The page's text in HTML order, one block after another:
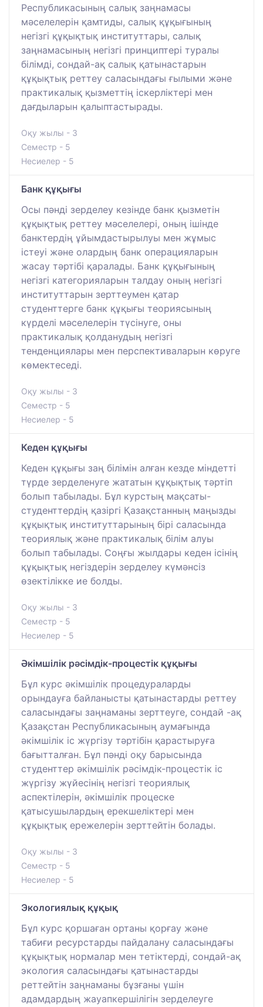
Республикасының салық заңнамасы
мәселелерін қамтиды, салық құқығының
негізгі құқықтық институттары, салық
заңнамасының негізгі принциптері туралы
білімді, сондай-ақ салық қатынастарын
құқықтық реттеу саласындағы ғылыми және
практикалық қызметтің іскерліктері мен
дағдыларын қалыптастырады.
Оқу жылы - 3
Семестр - 5
Несиелер - 5
Банк құқығы
Осы пәнді зерделеу кезінде банк қызметін
құқықтық реттеу мәселелері, оның ішінде
банктердің ұйымдастырылуы мен жұмыс
істеуі және олардың банк операцияларын
жасау тәртібі қаралады. Банк құқығының
негізгі категорияларын талдау оның негізгі
институттарын зерттеумен қатар
студенттерге банк құқығы теориясының
күрделі мәселелерін түсінуге, оны
практикалық қолданудың негізгі
тенденциялары мен перспективаларын көруге
көмектеседі.
Оқу жылы - 3
Семестр - 5
Несиелер - 5
Кеден құқығы
Кеден құқығы заң білімін алған кезде міндетті
түрде зерделенуге жататын құқықтық тәртіп
болып табылады. Бұл курстың мақсаты-
студенттердің қазіргі Қазақстанның маңызды
құқықтық институттарының бірі саласында
теориялық және практикалық білім алуы
болып табылады. Соңғы жылдары кеден ісінің
құқықтық негіздерін зерделеу күмәнсіз
өзектілікке ие болды.
Оқу жылы - 3
Семестр - 5
Несиелер - 5
Әкімшілік рәсімдік-процестік құқығы
Бұл курс әкімшілік процедураларды
орындауға байланысты қатынастарды реттеу
саласындағы заңнаманы зерттеуге, сондай -ақ
Қазақстан Республикасының аумағында
әкімшілік іс жүргізу тәртібін қарастыруға
бағытталған. Бұл пәнді оқу барысында
студенттер әкімшілік рәсімдік-процестік іс
жүргізу жүйесінің негізгі теориялық
аспектілерін, әкімшілік процеске
қатысушылардың ерекшеліктері мен
құқықтық ережелерін зерттейтін болады.
Оқу жылы - 3
Семестр - 5
Несиелер - 5
Экологиялық құқық
Бұл курс қоршаған ортаны қорғау және
табиғи ресурстарды пайдалану саласындағы
құқықтық нормалар мен тетіктерді, сондай-ақ
экология саласындағы қатынастарды
реттейтін заңнаманы бұзғаны үшін
адамдардың жауапкершілігін зерделеуге